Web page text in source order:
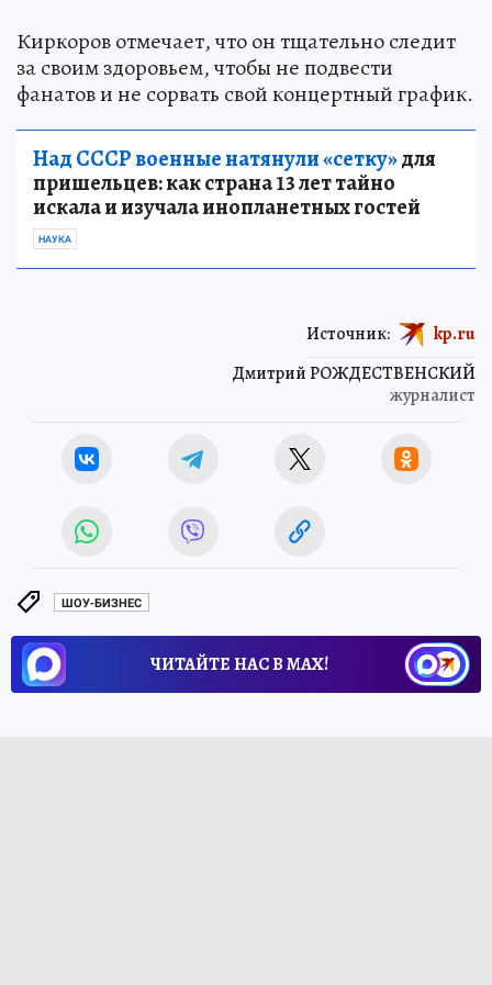
Киркоров отмечает, что он тщательно следит
за своим здоровьем, чтобы не подвести
фанатов и не сорвать свой концертный график.
Над СССР военные натянули «сетку»для
пришельцев: как страна 13 лет тайно
искала и изучала инопланетных гостей
НАУКА
Дмитрий РОЖДЕСТВЕНСКИЙ
журналист
Источник: kp.ru
ШОУ-БИЗНЕС
ЧИТАЙТЕ НАС В МАХ!